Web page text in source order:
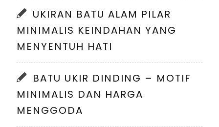
UKIRAN BATU ALAM PILAR
MINIMALIS KEINDAHAN YANG
MENYENTUH HATI
BATU UKIR DINDING – MOTIF
MINIMALIS DAN HARGA
MENGGODA